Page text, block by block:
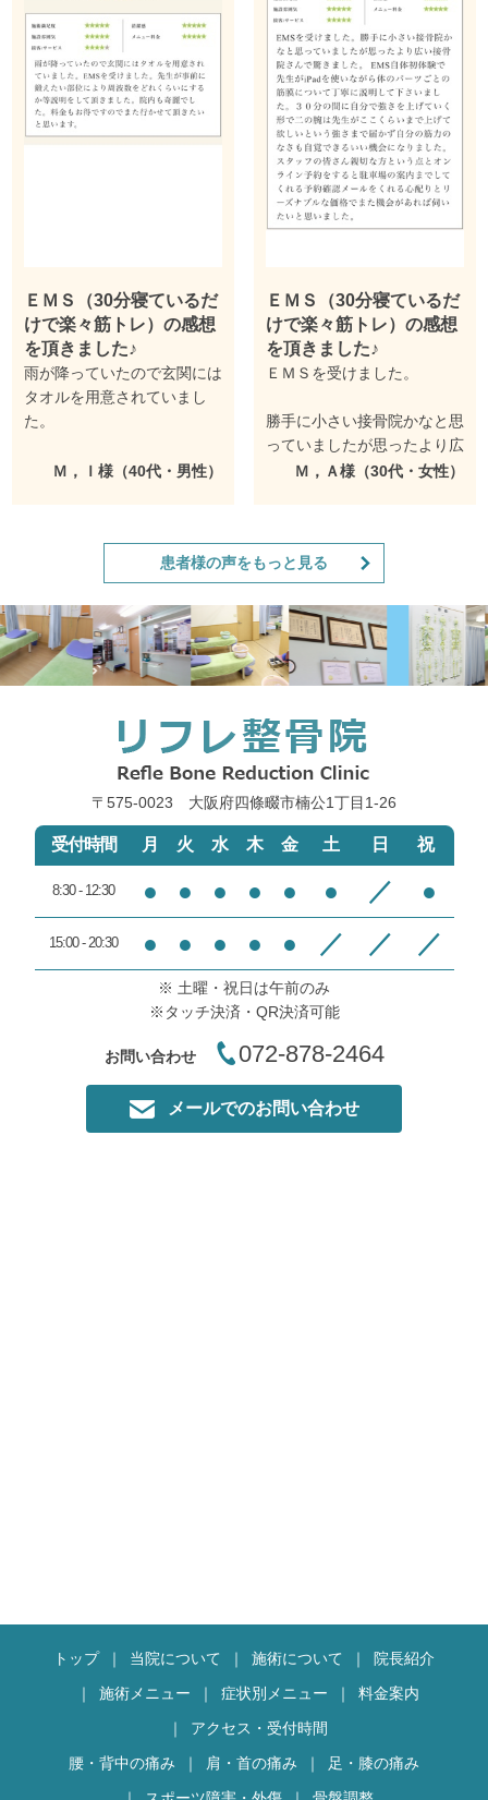
ＥＭＳ（30分寝ているだ
けで楽々筋トレ）の感想
を頂きました♪
雨が降っていたので玄関には
タオルを用意されていまし
た。
ＥＭＳを受けました。
より周波数をどれぐらいにす
るか等説明をして頂きまし
院内も綺麗でした。
料金もお得ですのでまた行か
＜院長コメント＞
Ｍ，Ｉさんこの度はご来院あ
りがとうございました。
は停めれる駐輪スペースがあ
るのですが駐輪スペースに屋
根を設けておりませんので自
転車やバイクのシートが濡れ
てしまいますのでタオルを用
意させて頂いております。
市販のＥＭＳの機械でも継続
すれば少しずつ筋肉は鍛えら
れますが市販の物は低周波領
を収縮させる筋肉トレーニン
グです。継続が不可欠であ
肉は落ちていきます。ですの
で皆様には出来るだけ継続し
て通って頂くために低価格で
Ｍ，Ｉ様（40代・男性）
ＥＭＳ（30分寝ているだ
けで楽々筋トレ）の感想
を頂きました♪
ＥＭＳを受けました。
勝手に小さい接骨院かなと思
っていましたが思ったより広
い接骨院さんで驚きました。
ipadを使いながら体のパーツ
ごとの筋膜について丁寧に説
明して下さいました。
30分の間に自分で強さを上
げていく形で二の腕は先生が
ここくらいまで上げて欲しい
筋力のなさも自覚できるいい
機会になりました。
スタッフの皆さん親切な方と
いう点とオンライン予約をす
ると駐車場の案内までしてく
心配りとリーズナブルな価格
でまた機会があれば伺いたい
と思いました。
Ｍ，Ａ様（30代・女性）
患者様の声をもっと見る
〒575-0023 大阪府四條畷市楠公1丁目1‐26
受付時間 月 火 水 木 金 土 日 祝
8:30 - 12:30 ● ● ● ● ● ● ／ ●
15:00 - 20:30 ● ● ● ● ● ／ ／ ／
※ 土曜・祝日は午前のみ
※タッチ決済・QR決済可能
お問い合わせ 072-878-2464
メールでのお問い合わせ
トップ 当院について 施術について
院長紹介
施術メニュー
症状別メニュー
料金案内
アクセス・受付時間
腰・背中の痛み
肩・首の痛み
足・膝の痛み